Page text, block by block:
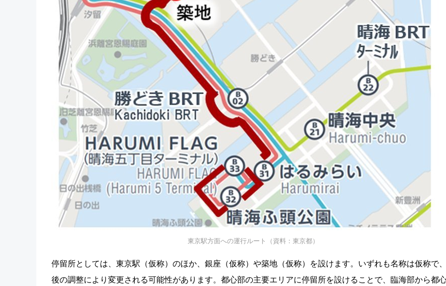
東京駅方面への運行ルート（資料：東京都）
停留所としては、東京駅（仮称）のほか、銀座（仮称）や築地（仮称）を設けます。いずれも名称は仮称で
後の調整により変更される可能性があります。都心部の主要エリアに停留所を設けることで、臨海部から都